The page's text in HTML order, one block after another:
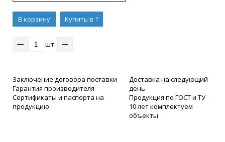
В корзину
Купить в 1
шт
Заключение договора поставки
Гарантия производителя
Сертификаты и паспорта на
продукцию
Доставка на следующий
день
Продукция по ГОСТ и ТУ
10 лет комплектуем
объекты